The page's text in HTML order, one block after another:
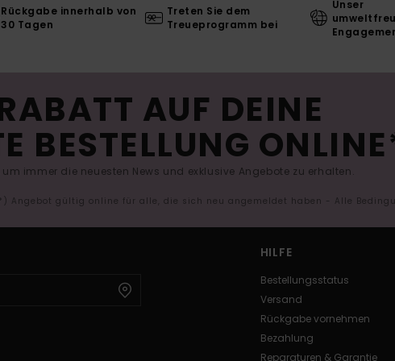
Rückgabe innerhalb von
30 Tagen
Treten Sie dem
Treueprogramm bei
Unser
AUF DEINE
BESTELLUNG
immer die neuesten News und exklusive Angebote zu erhalten.
Angebot gültig online für alle, die sich neu angemeldet haben - Alle
HILFE
Bestellungsstatus
Versand
Rückgabe vornehmen
Bezahlung
Reparaturen & Garantie